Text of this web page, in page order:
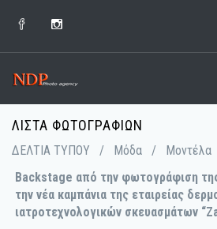
ΛΊΣΤΑ ΦΩΤΟΓΡΑΦΙΏΝ
ΔΕΛΤΙΑ ΤΥΠΟΥ / Μόδα / Μοντέλα
Backstage από την φωτογράφιση
την νέα καμπάνια της εταιρείας
ιατροτεχνολογικών σκευασμάτων